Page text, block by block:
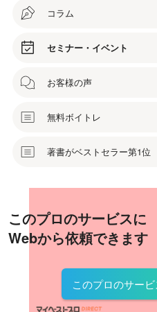
コラム
セミナー・イベント
お客様の声
無料ボイトレ
著書がベストセラー第1位
このプロのサービスに
Webから依頼できます
このプロのサー